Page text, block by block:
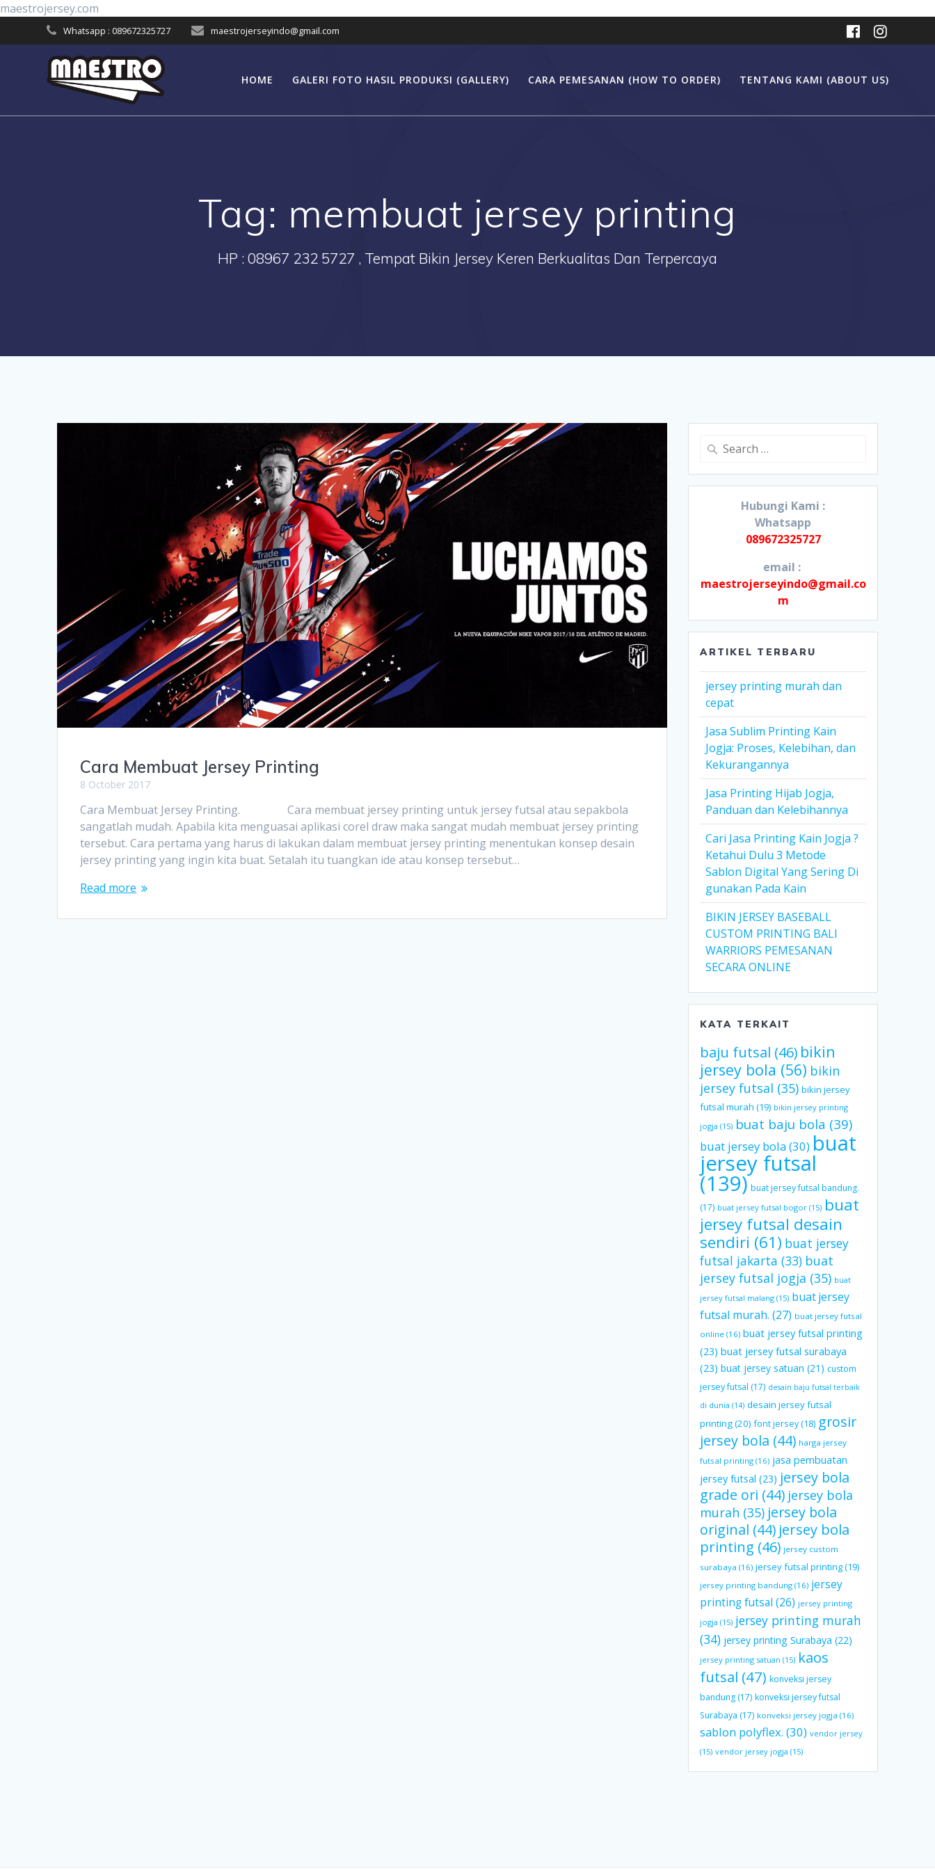
maestrojersey.com
content
Whatsapp : 089672325727 maestrojerseyindo@gmail.com
HOME GALERI FOTO HASIL PRODUKSI (GALLERY) CARA PEMESANAN (HOW TO ORDER) TENTANG KAMI (ABOUT US)
Tag: membuat jersey printing
HP : 08967 232 5727 , Tempat Bikin Jersey Keren Berkualitas Dan Terpercaya
Cara Membuat Jersey Printing
8 October 2017
Cara Membuat Jersey Printing. Cara membuat jersey printing untuk jersey futsal atau sepakbola
sangatlah mudah. Apabila kita menguasai aplikasi corel draw maka sangat mudah membuat jersey printing
tersebut. Cara pertama yang harus di lakukan dalam membuat jersey printing menentukan konsep desain
jersey printing yang ingin kita buat. Setalah itu tuangkan ide atau konsep tersebut…
Read more
Search
Hubungi Kami :
Whatsapp
089672325727
email :
maestrojerseyindo@gmail.co
m
ARTIKEL TERBARU
jersey printing murah dan
cepat
Jasa Sublim Printing Kain
Jogja: Proses, Kelebihan, dan
Kekurangannya
Jasa Printing Hijab Jogja,
Panduan dan Kelebihannya
Cari Jasa Printing Kain Jogja ?
Ketahui Dulu 3 Metode
Sablon Digital Yang Sering Di
gunakan Pada Kain
BIKIN JERSEY BASEBALL
CUSTOM PRINTING BALI
WARRIORS PEMESANAN
SECARA ONLINE
KATA TERKAIT
baju futsal (46) bikin
jersey bola (56) bikin
jersey futsal (35) bikin jersey
futsal murah (19) bikin jersey printing
jogja (15) buat baju bola (39)
buat jersey bola(30) buat
jersey futsal
(139) buat jersey futsal bandung.
(17) buat jersey futsal bogor (15) buat
jersey futsal desain
sendiri (61) buat jersey
futsal jakarta (33) buat
jersey futsal jogja (35) buat
jersey futsal malang (15) buat jersey
futsal murah. (27) buat jersey futsal
online (16) buat jersey futsal printing
(23) buat jersey futsal surabaya
(23) buat jersey satuan (21) custom
jersey futsal (17) desain baju futsal terbaik
di dunia (14) desain jersey futsal
printing(20) font jersey(18) grosir
jersey bola (44) harga jersey
futsal printing (16) jasa pembuatan
jersey futsal (23) jersey bola
grade ori (44) jersey bola
murah (35) jersey bola
original (44) jersey bola
printing (46) jersey custom
surabaya (16) jersey futsal printing(19)
jersey printing bandung (16) jersey
printing futsal (26) jersey printing
jogja (15) jersey printing murah
(34) jersey printing Surabaya (22)
jersey printing satuan (15) kaos
futsal (47) konveksi jersey
bandung (17) konveksi jersey futsal
Surabaya (17) konveksi jersey jogja (16)
sablon polyflex. (30) vendor jersey
(15) vendor jersey jogja (15)